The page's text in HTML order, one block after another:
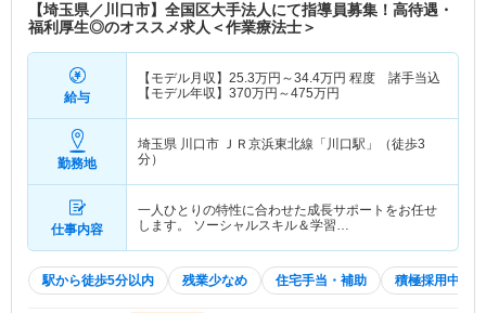
【埼玉県／川口市】全国区大手法人にて指導員募集！高待遇・
福利厚生◎のオススメ求人＜作業療法士＞
給与
【モデル月収】 25.3万円～34.4万円 程度 諸手当込
【モデル年収】 370万円～475万円
勤務地
埼玉県 川口市 ＪＲ京浜東北線「川口駅」（徒歩3
分）
仕事内容
一人ひとりの特性に合わせた成長サポートをお任せ
します。 ソーシャルスキル＆学習…
駅から徒歩5分以内 残業少なめ 住宅手当・補助 積極採用中